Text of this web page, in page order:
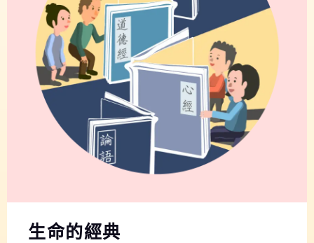
生命的經典